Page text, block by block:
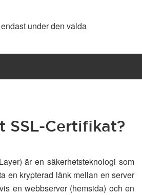
under den valda
SSL-Certifikat?
är en säkerhetsteknologi som
en krypterad länk mellan en server
en webbserver (hemsida) och en